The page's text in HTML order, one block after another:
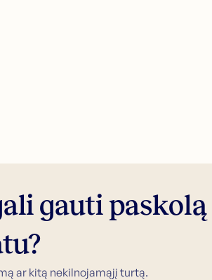
gauti paskolą
ar kitą nekilnojamąjį turtą.